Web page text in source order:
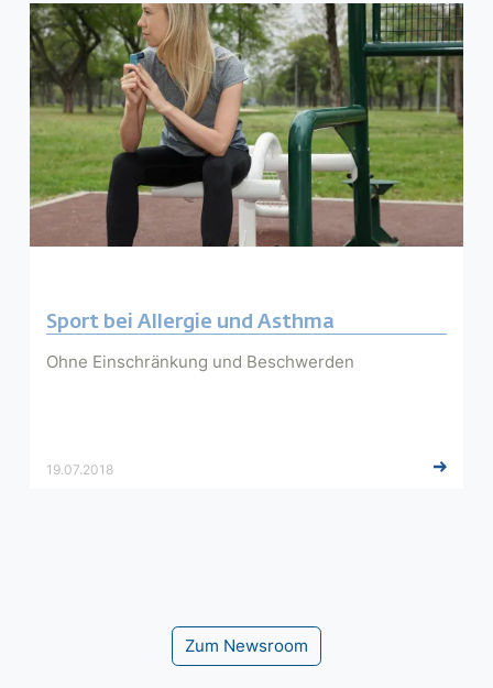
Sport bei Allergie und Asthma
Ohne Einschränkung und Beschwerden
19.07.2018
Zum Newsroom